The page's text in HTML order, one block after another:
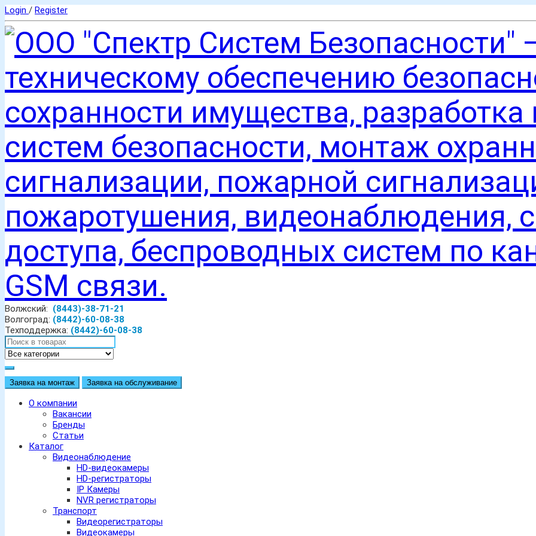
Login / Register
Волжский: (8443)-38-71-21
Волгоград: (8442)-60-08-38
Техподдержка: (8442)-60-08-38
Заявка на монтаж Заявка на обслуживание
О компании
Вакансии
Бренды
Статьи
Каталог
Видеонаблюдение
HD-видеокамеры
HD-регистраторы
IP Камеры
NVR регистраторы
Транспорт
Видеорегистраторы
Видеокамеры